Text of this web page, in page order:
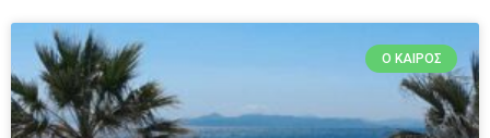
Ο ΚΑΙΡΌΣ